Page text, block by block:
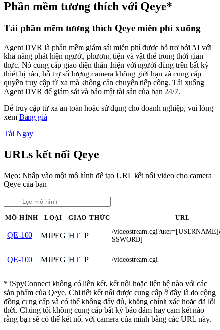
Phần mềm tương thích với Qeye*
Tải phần mềm tương thích Qeye miễn phí xuống
Agent DVR là phần mềm giám sát miễn phí được hỗ trợ bởi AI với
khả năng phát hiện người, phương tiện và vật thể trong thời gian
thực. Nó cung cấp giao diện thân thiện với người dùng trên bất kỳ
thiết bị nào, hỗ trợ số lượng camera không giới hạn và cung cấp
quyền truy cập từ xa mà không cần chuyển tiếp cổng. Tải xuống
Agent DVR để giám sát và bảo mật tài sản của bạn 24/7.
Để truy cập từ xa an toàn hoặc sử dụng cho doanh nghiệp, vui lòng
xem Bảng giá
Tải Ngay
URLs kết nối Qeye
Mẹo: Nhấp vào một mô hình để tạo URL kết nối video cho camera
Qeye của bạn
MÔ HÌNH LOẠI GIAO THỨC URL
QE-100 MJPEG HTTP
/
SSWORD]
QE-100 MJPEG HTTP /videostream.cgi
* iSpyConnect không có liên kết, kết nối hoặc liên hệ nào với các
sản phẩm của Qeye. Chi tiết kết nối được cung cấp ở đây là do cộng
đồng cung cấp và có thể không đầy đủ, không chính xác hoặc đã lỗi
thời. Chúng tôi không cung cấp bất kỳ bảo đảm hay cam kết nào
rằng bạn sẽ có thể kết nối với camera của mình bằng các URL này.